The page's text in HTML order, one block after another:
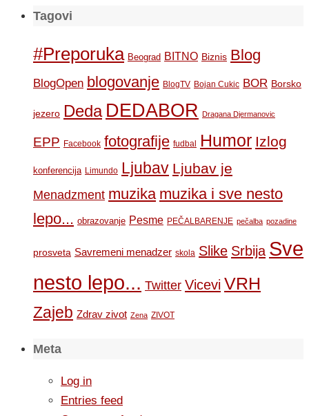
Tagovi
#Preporuka Beograd BITNO Biznis Blog
BlogOpen blogovanje BlogTV Bojan Cukic BOR Borsko
jezero Deda DEDABOR Dragana Djermanovic
EPP Facebook fotografije fudbal Humor Izlog
konferencija Limundo Ljubav Ljubav je
Menadzment muzika muzika i sve nesto
lepo... obrazovanje Pesme PEČALBARENJE pečalba pozadine
prosveta Savremeni menadzer skola Slike Srbija Sve
nesto lepo... Twitter Vicevi VRH
Zajeb Zdrav zivot Zena ZIVOT
Meta
Log in
Entries feed